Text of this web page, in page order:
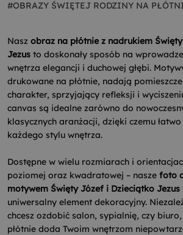
#OBRAZY ŚWIĘTEJ RODZINY NA
Nasz obraz na płótnie z nadrukiem
Jezus to doskonały sposób na
wnętrza elegancji i duchowej głębi.
drukowane na płótnie, nadają
charakter, sprzyjający refleksji i
canvas są idealne zarówno do
klasycznych aranżacji, dzięki czemu
każdego stylu wnętrza.
Dostępne w wielu rozmiarach i
poziomej oraz kwadratowej – nasze foto
motywem Święty Józef i Dzieciątko Jezus
uniwersalny element dekoracyjny.
chcesz ozdobić salon, sypialnię, czy
płótnie doda Twoim wnętrzom